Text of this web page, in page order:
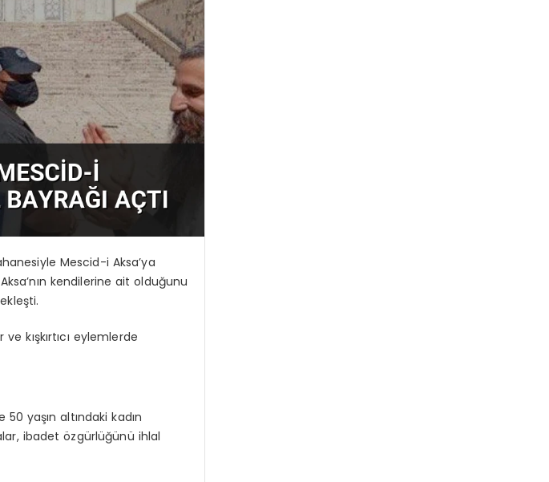
Mescid-i Aksa’ya
kendilerine ait olduğunu
kışkırtıcı eylemlerde
50 yaşın altındaki kadın
ibadet özgürlüğünü ihlal